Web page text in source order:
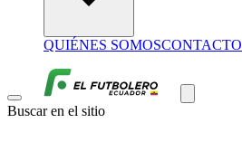
QUIÉNES SOMOSCONTACTO
Buscar en el sitio